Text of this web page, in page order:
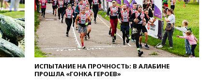
вчера, 23:35Лукашенко
объяснил экономическую
выгоду безвизового режима с
ЕС
вчера, 22:59На башню
ресторана «Армения» в
Москве вернут утраченную
скульптуру балерины
ИСПЫТАНИЕ НА ПРОЧНОСТЬ: В АЛАБИНЕ
ПРОШЛА «ГОНКА ГЕРОЕВ»